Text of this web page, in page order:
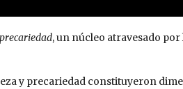
, un núcleo atravesado
y precariedad constituyeron